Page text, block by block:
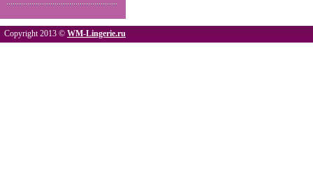
Copyright 2013 © WM-Lingerie.ru